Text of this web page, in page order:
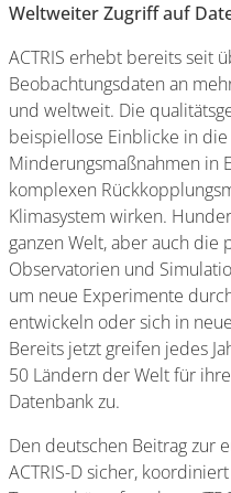
Weltweiter Zugriff auf
ACTRIS erhebt bereits seit
Beobachtungsdaten an
und weltweit. Die
beispiellose Einblicke in
Minderungsmaßnahmen in
komplexen
Klimasystem wirken.
ganzen Welt, aber auch die
Observatorien und
um neue Experimente
entwickeln oder sich in
Bereits jetzt greifen jedes
50 Ländern der Welt für
Datenbank zu.
Den deutschen Beitrag zur
ACTRIS-D sicher,